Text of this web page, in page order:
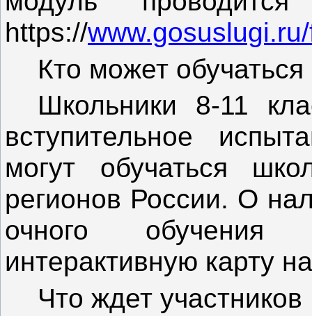
https://
Кто может обучаться
Школьники 8-11
вступительное
могут обучаться
регионов России. О
очного
интерактивную карту
Что ждет участников